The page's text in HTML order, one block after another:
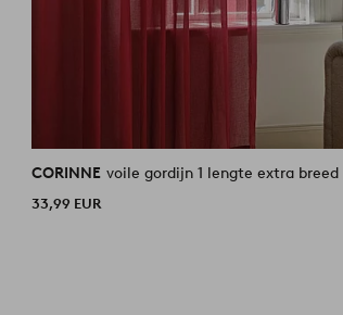
CORINNE voile gordijn 1 lengte extra breed
33,99 EUR